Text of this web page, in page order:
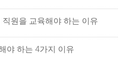
원을 교육해야 하는 이유
야 하는 4가지 이유